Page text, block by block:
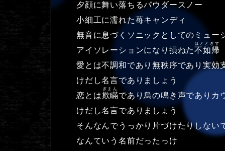
夕顔に舞い落ちるパウダースノー
小細工に濡れた苺キャンディ
無音に息づくソニックとしてのミュー
アイソレーションになり損ねた不如帰
ほととぎす
愛とは不調和であり無秩序であり実効
けだし名言でありましょう
恋とは欺瞞
ぎまん
であり烏の鳴き声でありカ
けだし名言でありましょう
そんなんでうっかり片づけたりしない
なんていう名前だったっけ